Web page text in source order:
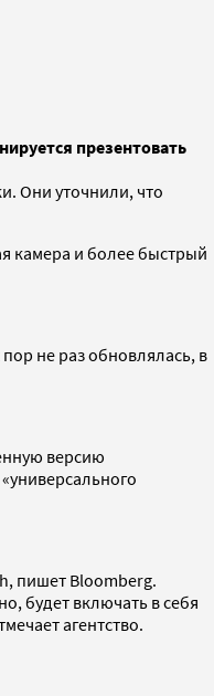
презентовать
Они уточнили, что
камера и более быстрый
не раз обновлялась, в
версию
пишет Bloomberg.
будет включать в себя
агентство.